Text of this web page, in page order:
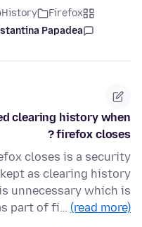
Firefox
History
Papadea
clearing history when
firefox closes ?
closes is a security
as clearing history
unnecessary which is
part of fi… (read more)